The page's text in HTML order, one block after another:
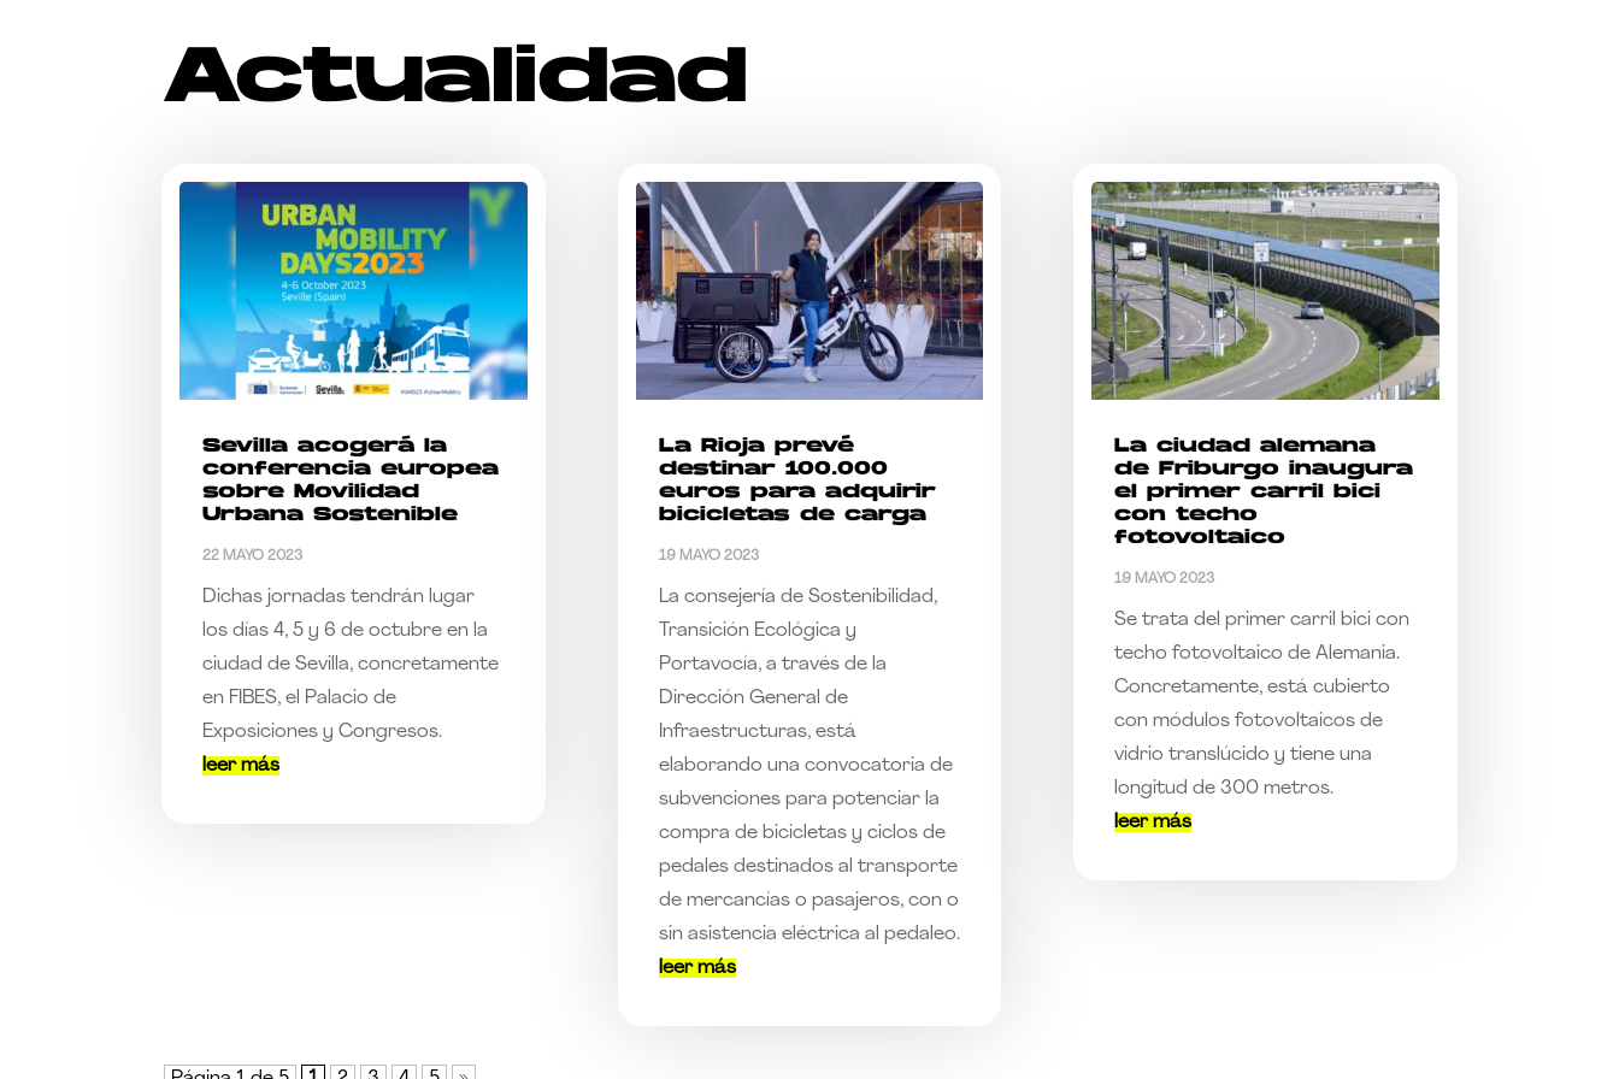
Actualidad
Sevilla acogerá la
conferencia europea
sobre Movilidad
Urbana Sostenible
22 MAYO 2023
Dichas jornadas tendrán lugar
los días 4, 5 y 6 de octubre en la
ciudad de Sevilla, concretamente
en FIBES, el Palacio de
Exposiciones y Congresos.
leer más
La Rioja prevé
destinar 100.000
euros para adquirir
bicicletas de carga
19 MAYO 2023
La consejería de Sostenibilidad,
Transición Ecológica y
Portavocía, a través de la
Dirección General de
Infraestructuras, está
elaborando una convocatoria de
subvenciones para potenciar la
compra de bicicletas y ciclos de
pedales destinados al transporte
de mercancías o pasajeros, con o
sin asistencia eléctrica al pedaleo.
leer más
La ciudad alemana
de Friburgo inaugura
el primer carril bici
con techo
fotovoltaico
19 MAYO 2023
Se trata del primer carril bici con
techo fotovoltaico de Alemania.
Concretamente, está cubierto
con módulos fotovoltaicos de
vidrio translúcido y tiene una
longitud de 300 metros.
leer más